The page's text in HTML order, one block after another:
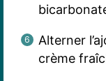
Alterner
crème